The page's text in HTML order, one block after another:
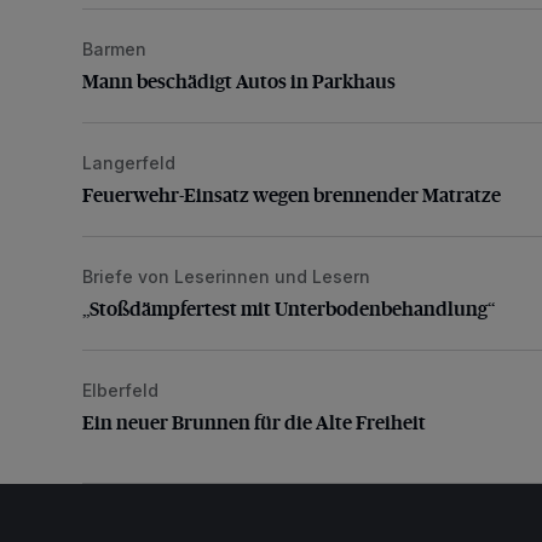
Mann beschädigt Autos in Parkhaus
Barmen
Mann beschädigt Autos in Parkhaus
Feuerwehr-Einsatz wegen brennender Matratze
Langerfeld
Feuerwehr-Einsatz wegen brennender Matratze
„Stoßdämpfertest mit Unterbodenbehandlung“
Briefe von Leserinnen und Lesern
„Stoßdämpfertest mit Unterbodenbehandlung“
Ein neuer Brunnen für die Alte Freiheit
Elberfeld
Ein neuer Brunnen für die Alte Freiheit